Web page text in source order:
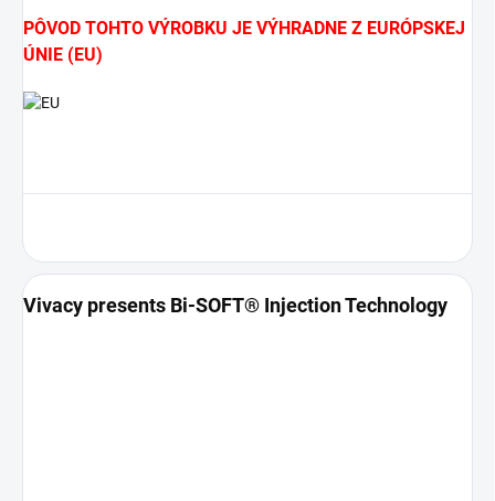
PÔVOD TOHTO VÝROBKU JE VÝHRADNE Z EURÓPSKEJ
ÚNIE (EU)
Vivacy presents Bi-SOFT® Injection Technology